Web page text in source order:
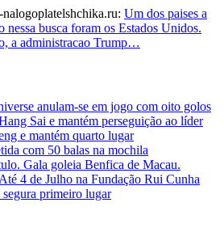
Um dos paises a
nessa busca foram os Estados Unidos.
a administracao Trump…
anulam-se em jogo com oito golos
Sai e mantém perseguição ao líder
e mantém quarto lugar
com 50 balas na mochila
Gala goleia Benfica de Macau.
4 de Julho na Fundação Rui Cunha
segura primeiro lugar